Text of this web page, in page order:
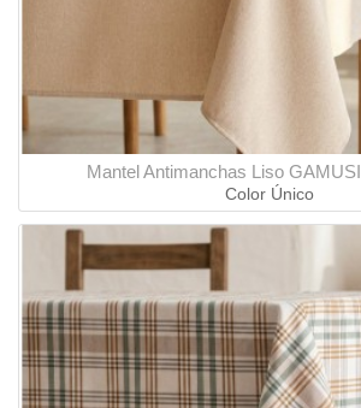
Mantel Antimanchas Liso
Color Único